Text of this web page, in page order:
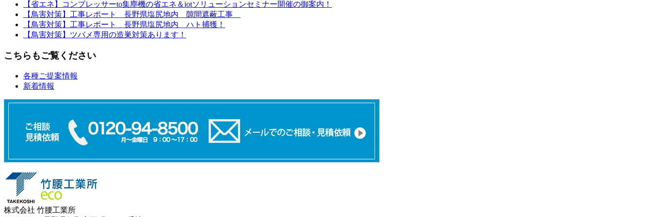
【省エネ】コンプレッサーto集塵機の省エネ＆iotソリューションセミナー開催の御案内！
【鳥害対策】工事レポート 長野県塩尻地内 隙間遮蔽工事
【鳥害対策】工事レポート 長野県塩尻地内 ハト捕獲！
【鳥害対策】ツバメ専用の造巣対策あります！
こちらもご覧ください
各種ご提案情報
新着情報
株式会社 竹腰工業所